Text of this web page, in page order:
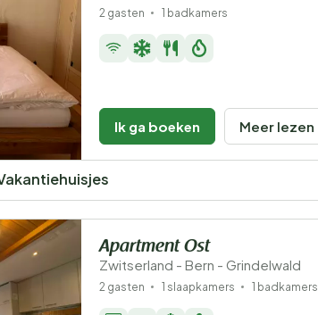
2 gasten 1 badkamers
Ik ga boeken Meer lezen
Apartment Ost
Zwitserland - Bern - Grindelwald
2 gasten 1 slaapkamers 1 badkamers